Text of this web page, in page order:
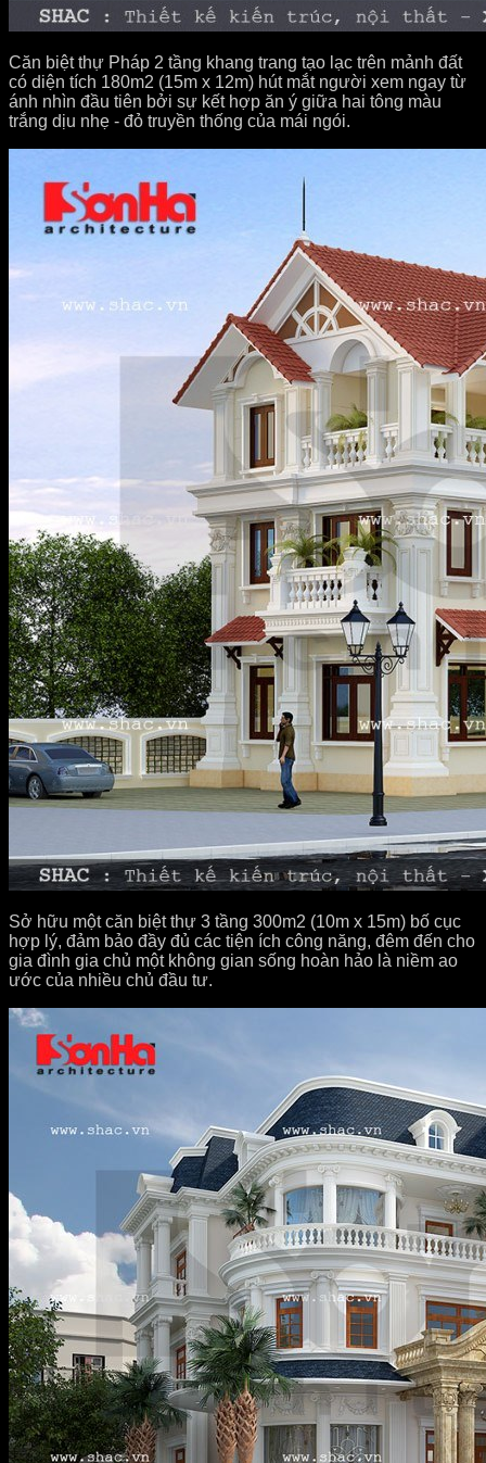
Căn biệt thự Pháp 2 tầng khang trang tạo lạc trên mảnh đất
có diện tích 180m2 (15m x 12m) hút mắt người xem ngay từ
ánh nhìn đầu tiên bởi sự kết hợp ăn ý giữa hai tông màu
trắng dịu nhẹ - đỏ truyền thống của mái ngói.
Sở hữu một căn biệt thự 3 tầng 300m2 (10m x 15m) bố cục
hợp lý, đảm bảo đầy đủ các tiện ích công năng, đêm đến cho
gia đình gia chủ một không gian sống hoàn hảo là niềm ao
ước của nhiều chủ đầu tư.